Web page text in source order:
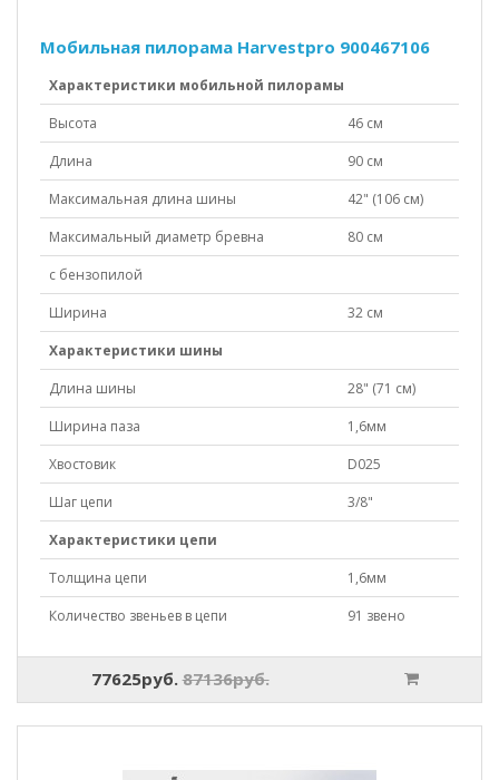
Мобильная пилорама Harvestpro 900467106
Характеристики мобильной пилорамы
Высота
46 см
Длина
90 см
Максимальная длина шины
42" (106 см)
Максимальный диаметр бревна
80 см
с бензопилой
Ширина
32 см
Характеристики шины
Длина шины
28" (71 см)
Ширина паза
1,6мм
Хвостовик
D025
Шаг цепи
3/8"
Характеристики цепи
Толщина цепи
1,6мм
Количество звеньев в цепи
91 звено
77625руб. 87136руб.